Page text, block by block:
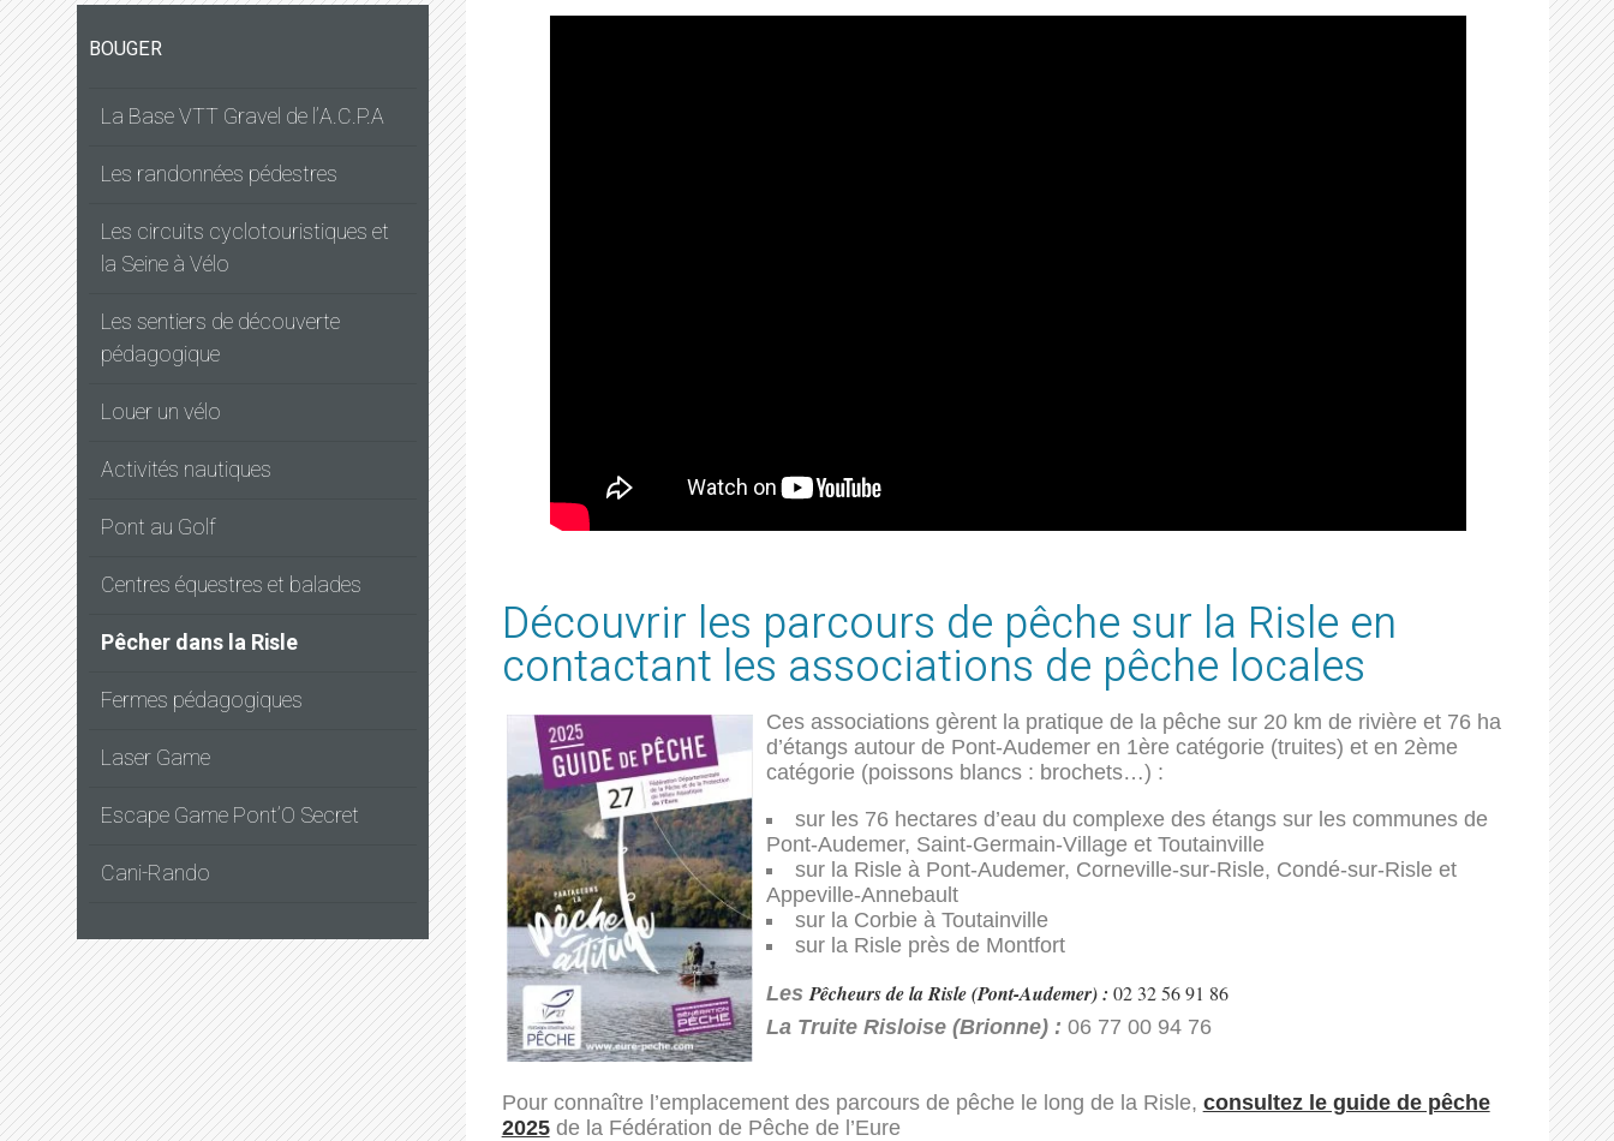
BOUGER
La Base VTT Gravel de l’A.C.P.A
Les randonnées pédestres
Les circuits cyclotouristiques et
la Seine à Vélo
Les sentiers de découverte
pédagogique
Louer un vélo
Activités nautiques
Pont au Golf
Centres équestres et balades
Pêcher dans la Risle
Fermes pédagogiques
Laser Game
Escape Game Pont’O Secret
Cani-Rando
Découvrir les parcours de pêche sur la Risle en
contactant les associations de pêche locales
Ces associations gèrent la pratique de la pêche sur 20 km de rivière et 76 ha
d’étangs autour de Pont-Audemer en 1ère catégorie (truites) et en 2ème
catégorie (poissons blancs : brochets…) :
sur les 76 hectares d’eau du complexe des étangs sur les communes de
Pont-Audemer, Saint-Germain-Village et Toutainville
sur la Risle à Pont-Audemer, Corneville-sur-Risle, Condé-sur-Risle et
Appeville-Annebault
sur la Corbie à Toutainville
sur la Risle près de Montfort
Les Pêcheurs de la Risle (Pont-Audemer) : 02 32 56 91 86
La Truite Risloise (Brionne) : 06 77 00 94 76
Pour connaître l’emplacement des parcours de pêche le long de la Risle, consultez le guide de pêche
2025de la Fédération de Pêche de l’Eure